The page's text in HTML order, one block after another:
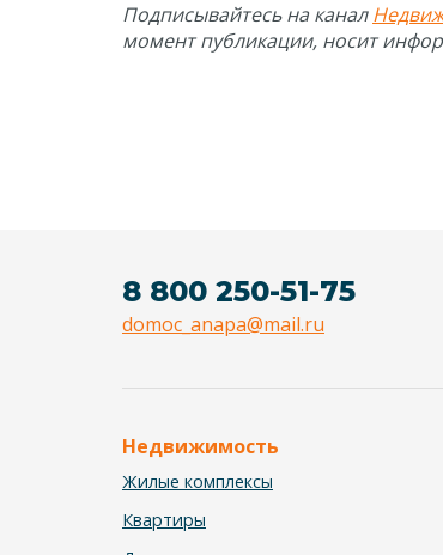
Подписывайтесь на канал
момент публикации, носит
8 800 250-51-75
domoc_anapa@mail.ru
Недвижимость
Жилые комплексы
Квартиры